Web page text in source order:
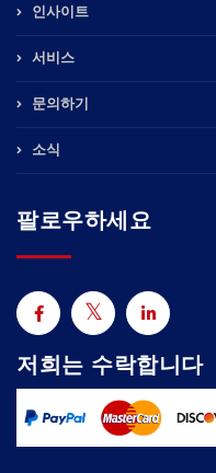
인사이트
서비스
문의하기
소식
팔로우하세요
저희는 수락합니다